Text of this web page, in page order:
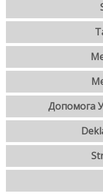
Допомога